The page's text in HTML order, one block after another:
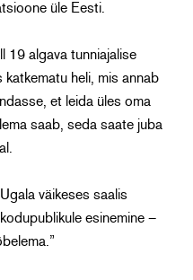
üle Eesti.
19 algava tunniajalise
heli, mis annab
et leida üles oma
saab, seda saate juba
väikeses saalis
esinemine –